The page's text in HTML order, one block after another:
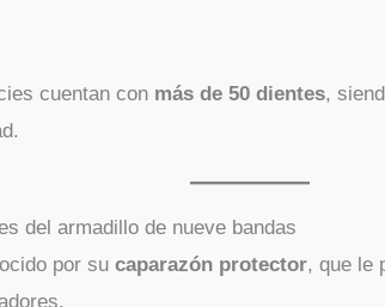
cuentan con más de 50 dientes,
del armadillo de nueve bandas
por sucaparazón protector, que le